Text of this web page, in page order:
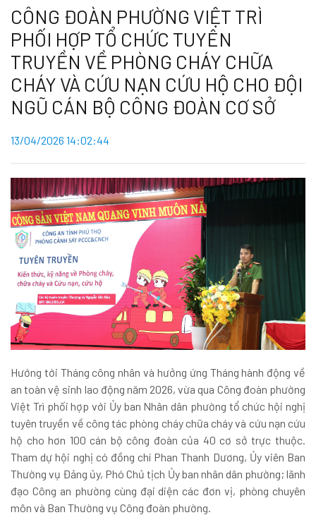
CÔNG ĐOÀN PHƯỜNG VIỆT TRÌ
PHỐI HỢP TỔ CHỨC TUYÊN
TRUYỀN VỀ PHÒNG CHÁY CHỮA
CHÁY VÀ CỨU NẠN CỨU HỘ CHO ĐỘI
NGŨ CÁN BỘ CÔNG ĐOÀN CƠ SỞ
13/04/2026 14:02:44
Hướng tới Tháng công nhân và hưởng ứng Tháng hành động về
an toàn vệ sinh lao động năm 2026, vừa qua Công đoàn phường
Việt Trì phối hợp với Ủy ban Nhân dân phường tổ chức hội nghị
tuyên truyền về công tác phòng cháy chữa cháy và cứu nạn cứu
hộ cho hơn 100 cán bộ công đoàn của 40 cơ sở trực thuộc.
Tham dự hội nghị có đồng chí Phan Thanh Dương, Ủy viên Ban
Thường vụ Đảng ủy, Phó Chủ tịch Ủy ban nhân dân phường; lãnh
đạo Công an phường cùng đại diện các đơn vị, phòng chuyên
môn và Ban Thường vụ Công đoàn phường.